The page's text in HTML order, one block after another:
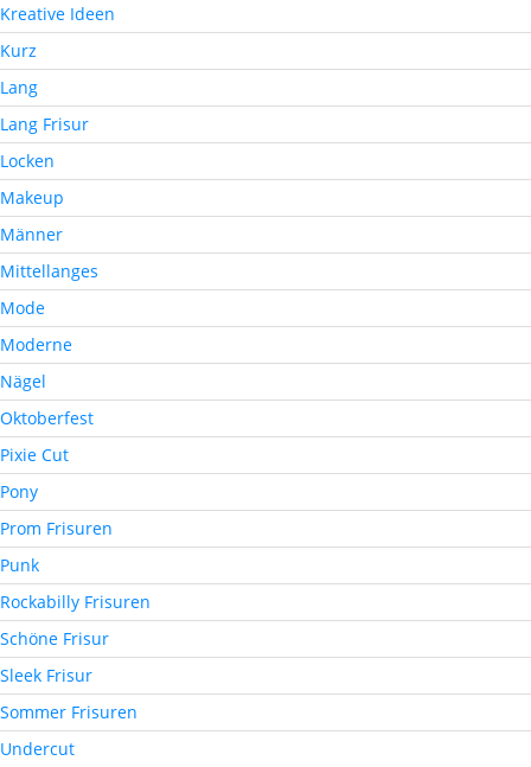
Kreative Ideen
Kurz
Lang
Lang Frisur
Locken
Makeup
Männer
Mittellanges
Mode
Moderne
Nägel
Oktoberfest
Pixie Cut
Pony
Prom Frisuren
Punk
Rockabilly Frisuren
Schöne Frisur
Sleek Frisur
Sommer Frisuren
Undercut